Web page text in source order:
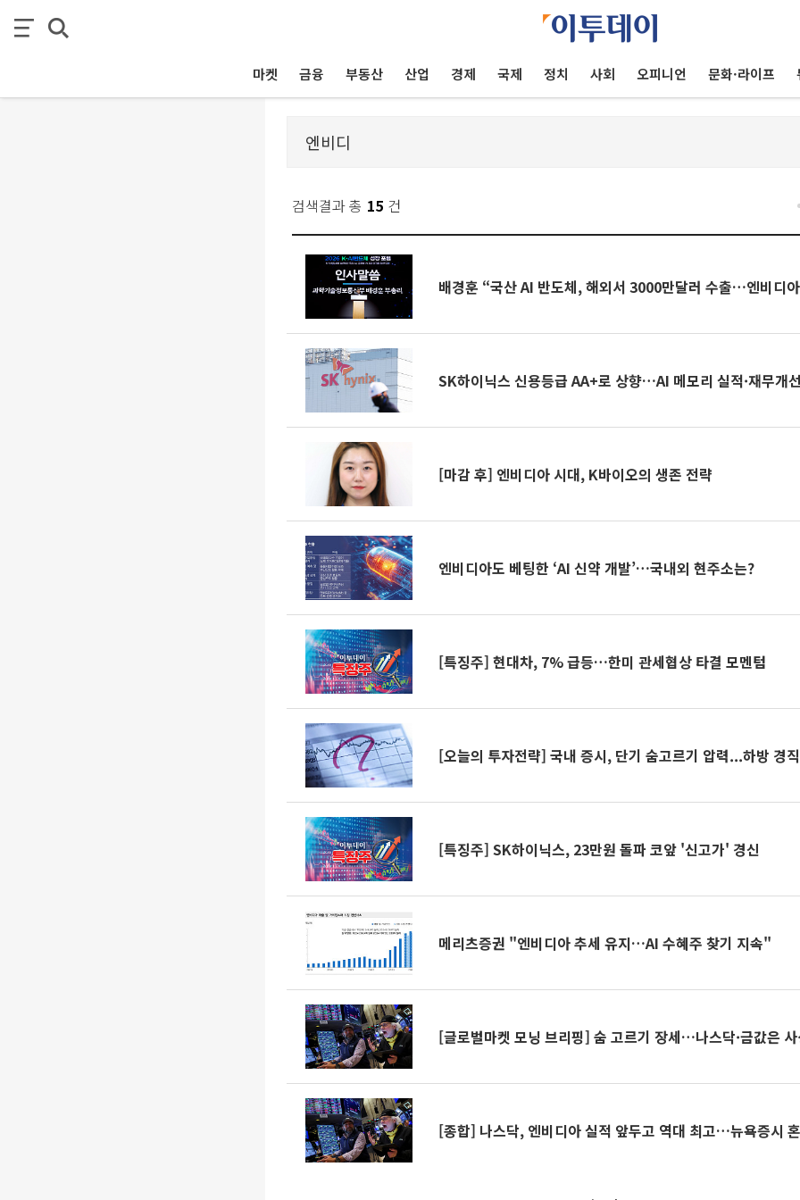
마켓 금융 부동산 산업 경제 국제 정치 사회 오피니언 문화·라이프
검색결과 총 15 건
배경훈 “국산 AI 반도체, 해외서 3000만달러 수출…엔비디
SK하이닉스 신용등급 AA+로 상향…AI 메모리 실적·재무개
[마감 후] 엔비디아 시대, K바이오의 생존 전략
엔비디아도 베팅한 ‘AI 신약 개발’…국내외 현주소는?
[특징주] 현대차, 7% 급등…한미 관세협상 타결 모멘텀
[오늘의 투자전략] 국내 증시, 단기 숨고르기 압력...하방 경
[특징주] SK하이닉스, 23만원 돌파 코앞 '신고가' 경신
메리츠증권 "엔비디아 추세 유지…AI 수혜주 찾기 지속"
[글로벌마켓 모닝 브리핑] 숨 고르기 장세…나스닥·금값은 사
[종합] 나스닥, 엔비디아 실적 앞두고 역대 최고…뉴욕증시